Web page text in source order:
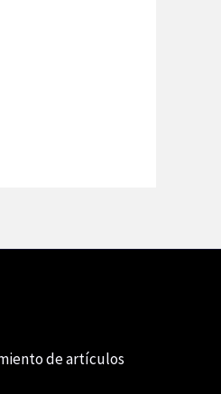
de artículos